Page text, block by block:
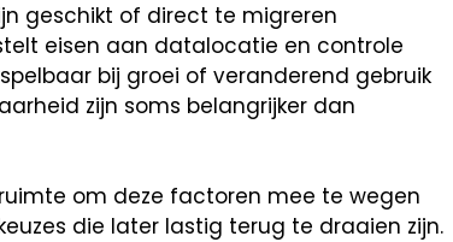
geschikt of direct te migreren
eisen aan datalocatie en controle
bij groei of veranderend gebruik
zijn soms belangrijker dan
om deze factoren mee te wegen
die later lastig terug te draaien zijn.